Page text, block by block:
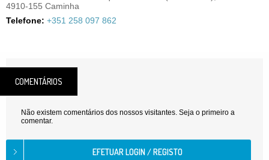
4910-155 Caminha
Telefone: +351 258 097 862
COMENTÁRIOS
Não existem comentários dos nossos visitantes. Seja o primeiro a
comentar.